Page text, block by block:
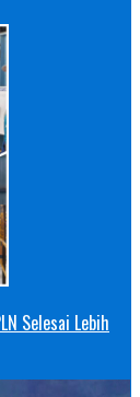
Selesai Lebih